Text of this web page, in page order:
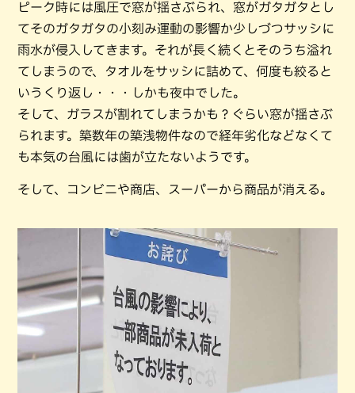
ピーク時には風圧で窓が揺さぶられ、窓がガタガタとし
てそのガタガタの小刻み運動の影響か少しづつサッシに
雨水が侵入してきます。それが長く続くとそのうち溢れ
てしまうので、タオルをサッシに詰めて、何度も絞ると
いうくり返し・・・しかも夜中でした。
そして、ガラスが割れてしまうかも？ぐらい窓が揺さぶ
られます。築数年の築浅物件なので経年劣化などなくて
も本気の台風には歯が立たないようです。
そして、コンビニや商店、スーパーから商品が消える。